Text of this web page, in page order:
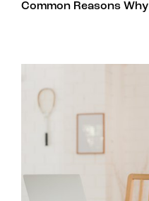
Common Reasons Why